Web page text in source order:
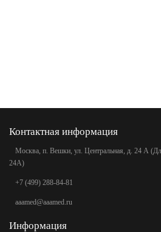
Контактная информация
Москва, п. Вешки, ул. Центральная, д. 24 А
24А)
+7 (499) 288-84-81
aaamed@aaamed.ru
Информация